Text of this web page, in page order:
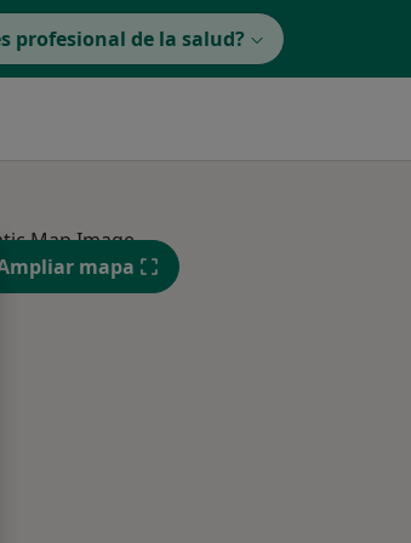
profesional de la salud?
Ampliar mapa